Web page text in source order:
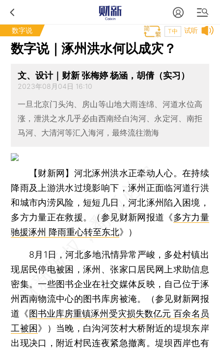
数字说 试听
T中
数字说｜涿州洪水何以成灾？
文、设计｜财新 张梅婷 杨涵，胡倩（实习）
2023年08月04日 16:10
一旦北京门头沟、房山等山地大雨连绵、河道水位高
涨，泄洪之水几乎必由西南经白沟河、永定河、南拒
马河、大清河等汇入海河，最终流往渤海
【财新网】 河北涿州洪水正牵动人心。在持续
降雨及上游洪水过境影响下，涿州正面临河道行洪
和城市内涝风险，短短几日，河北涿州陷入困境，
多方力量正在救援。（参见财新网报道《多方力量
驰援涿州 降雨重心转至东北》）
8月1日，河北多地汛情异常严峻，多处村镇出
现居民停电被困，涿州、张家口居民网上求助信息
密集。一些图书企业在社交媒体反映，自己位于涿
州西南物流中心的图书库房被淹。（参见财新网报
道《图书业库房重镇涿州受灾损失数亿元 百余名员
工被困》）当晚，白沟河茨村大桥附近的堤坝东岸
出现决口，附近村民连夜紧急撤离。堤坝西岸也有